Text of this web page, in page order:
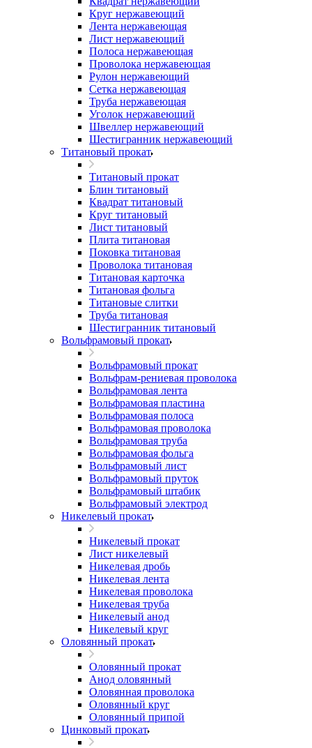
Круг нержавеющий
Лента нержавеющая
Лист нержавеющий
Полоса нержавеющая
Проволока нержавеющая
Рулон нержавеющий
Сетка нержавеющая
Труба нержавеющая
Уголок нержавеющий
Швеллер нержавеющий
Шестигранник нержавеющий
Титановый прокат
Титановый прокат
Блин титановый
Квадрат титановый
Круг титановый
Лист титановый
Плита титановая
Поковка титановая
Проволока титановая
Титановая карточка
Титановая фольга
Титановые слитки
Труба титановая
Шестигранник титановый
Вольфрамовый прокат
Вольфрамовый прокат
Вольфрам-рениевая проволока
Вольфрамовая лента
Вольфрамовая пластина
Вольфрамовая полоса
Вольфрамовая проволока
Вольфрамовая труба
Вольфрамовая фольга
Вольфрамовый лист
Вольфрамовый пруток
Вольфрамовый штабик
Вольфрамовый электрод
Никелевый прокат
Никелевый прокат
Лист никелевый
Никелевая дробь
Никелевая лента
Никелевая проволока
Никелевая труба
Никелевый анод
Никелевый круг
Оловянный прокат
Оловянный прокат
Анод оловянный
Оловянная проволока
Оловянный круг
Оловянный припой
Цинковый прокат